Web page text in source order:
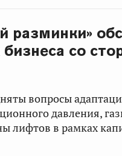
разминки»
со
вопросы
давления,
лифтов в рамках